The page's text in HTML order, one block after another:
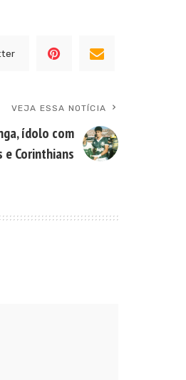
VEJA ESSA NOTÍCIA
ídolo com
e Corinthians